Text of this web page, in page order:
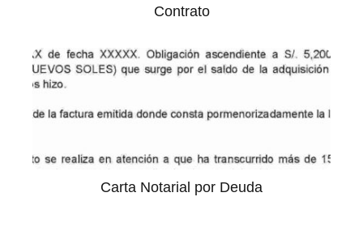
Contrato
Carta Notarial por Deuda